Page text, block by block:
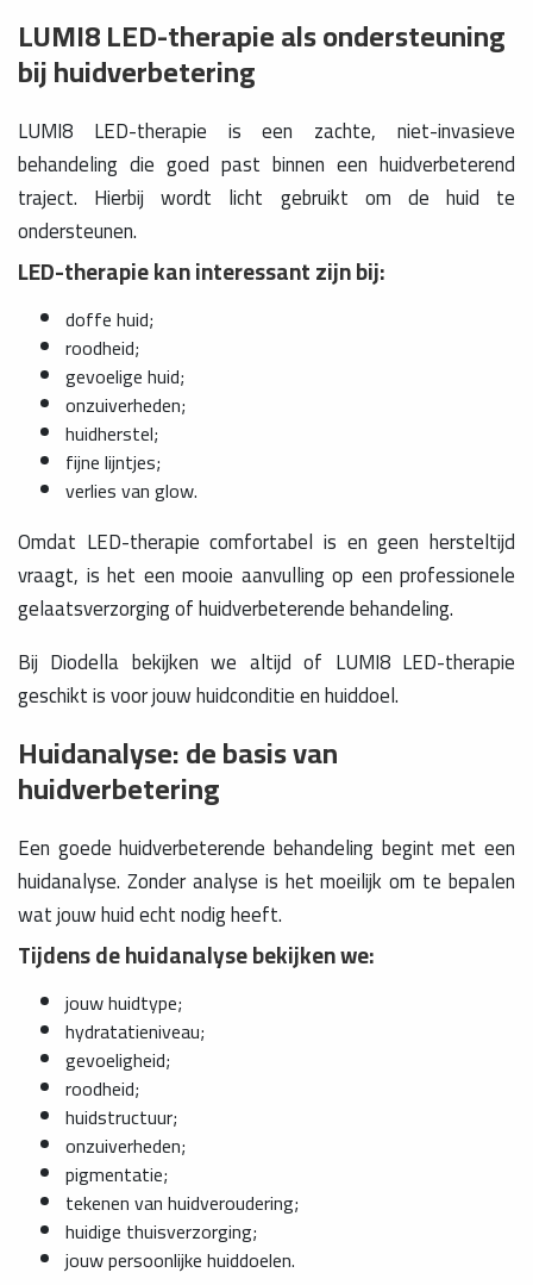
LUMI8 LED-therapie als ondersteuning
bij huidverbetering
LUMI8 LED-therapie is een zachte, niet-invasieve
behandeling die goed past binnen een huidverbeterend
traject. Hierbij wordt licht gebruikt om de huid te
ondersteunen.
LED-therapie kan interessant zijn bij:
doffe huid;
roodheid;
gevoelige huid;
onzuiverheden;
huidherstel;
fijne lijntjes;
verlies van glow.
Omdat LED-therapie comfortabel is en geen hersteltijd
vraagt, is het een mooie aanvulling op een professionele
gelaatsverzorging of huidverbeterende behandeling.
Bij Diodella bekijken we altijd of LUMI8 LED-therapie
geschikt is voor jouw huidconditie en huiddoel.
Huidanalyse: de basis van
huidverbetering
Een goede huidverbeterende behandeling begint met een
huidanalyse. Zonder analyse is het moeilijk om te bepalen
wat jouw huid echt nodig heeft.
Tijdens de huidanalyse bekijken we:
jouw huidtype;
hydratatieniveau;
gevoeligheid;
roodheid;
huidstructuur;
onzuiverheden;
pigmentatie;
tekenen van huidveroudering;
huidige thuisverzorging;
jouw persoonlijke huiddoelen.